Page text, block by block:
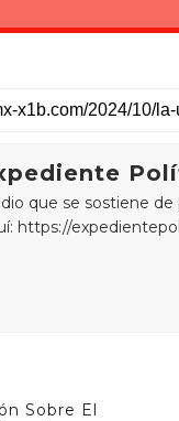
que se sostiene de
https://
Sobre El